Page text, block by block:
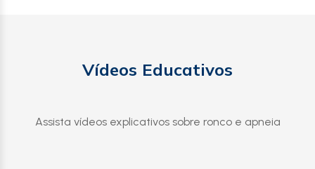
Vídeos Educativos
Assista vídeos explicativos sobre ronco e apneia